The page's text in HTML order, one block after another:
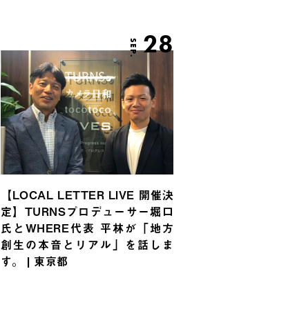
SEP. 28
【LOCAL LETTER LIVE 開催決
定】TURNSプロデューサー堀口
氏とWHERE代表 平林が「地方
創生の本音とリアル」を話しま
す。 | 東京都